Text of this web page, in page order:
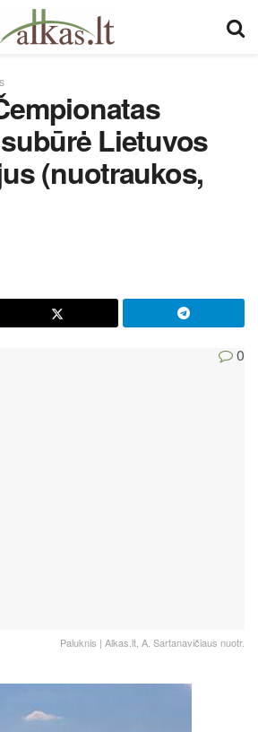
Lietuvos
(nuotraukos,
0
Paluknis | Alkas.lt, A. Sartanavičiaus nuotr.